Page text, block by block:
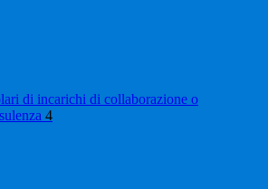
di incarichi di collaborazione o
4